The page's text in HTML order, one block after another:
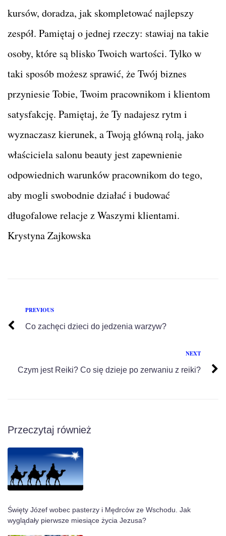
kursów, doradza, jak skompletować najlepszy
zespół. Pamiętaj o jednej rzeczy: stawiaj na takie
osoby, które są blisko Twoich wartości. Tylko w
taki sposób możesz sprawić, że Twój biznes
przyniesie Tobie, Twoim pracownikom i klientom
satysfakcję. Pamiętaj, że Ty nadajesz rytm i
wyznaczasz kierunek, a Twoją główną rolą, jako
właściciela salonu beauty jest zapewnienie
odpowiednich warunków pracownikom do tego,
aby mogli swobodnie działać i budować
długofalowe relacje z Waszymi klientami.
Krystyna Zajkowska
PREVIOUS
Co zachęci dzieci do jedzenia warzyw?
NEXT
Czym jest Reiki? Co się dzieje po zerwaniu z reiki?
Przeczytaj również
Święty Józef wobec pasterzy i Mędrców ze Wschodu. Jak
wyglądały pierwsze miesiące życia Jezusa?